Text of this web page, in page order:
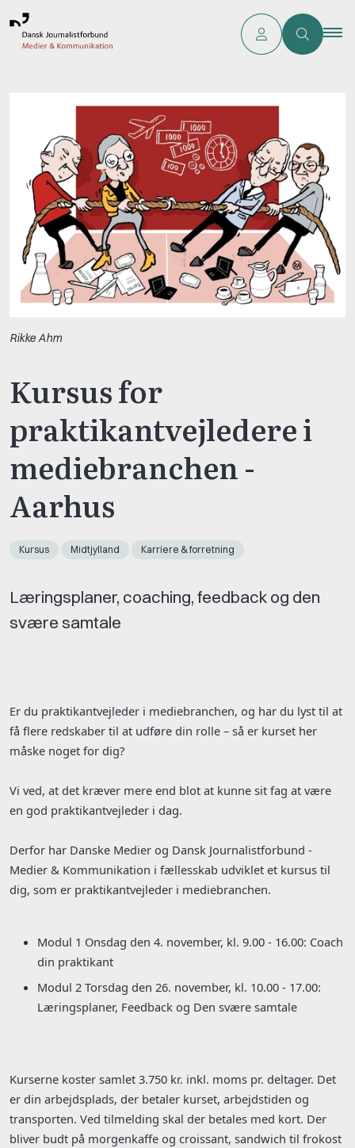
Rikke Ahm
Kursus for
praktikantvejledere i
mediebranchen -
Aarhus
Kursus Midtjylland Karriere & forretning
Læringsplaner, coaching, feedback og den
svære samtale
Er du praktikantvejleder i mediebranchen, og har du lyst til at
få flere redskaber til at udføre din rolle – så er kurset her
måske noget for dig?
Vi ved, at det kræver mere end blot at kunne sit fag at være
en god praktikantvejleder i dag.
Derfor har Danske Medier og Dansk Journalistforbund -
Medier & Kommunikation i fællesskab udviklet et kursus til
dig, som er praktikantvejleder i mediebranchen.
Modul 1 Onsdag den 4. november, kl. 9.00 - 16.00: Coach
din praktikant
Modul 2 Torsdag den 26. november, kl. 10.00 - 17.00:
Læringsplaner, Feedback og Den svære samtale
Kurserne koster samlet 3.750 kr. inkl. moms pr. deltager. Det
er din arbejdsplads, der betaler kurset, arbejdstiden og
transporten. Ved tilmelding skal der betales med kort. Der
bliver budt på morgenkaffe og croissant, sandwich til frokost